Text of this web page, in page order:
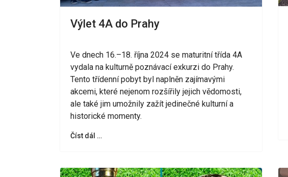
Výlet 4A do Prahy
Ve dnech 16.–18. října 2024 se maturitní třída 4A
vydala na kulturně poznávací exkurzi do Prahy.
Tento třídenní pobyt byl naplněn zajímavými
akcemi, které nejenom rozšířily jejich vědomosti,
ale také jim umožnily zažít jedinečné kulturní a
historické momenty.
Číst dál …